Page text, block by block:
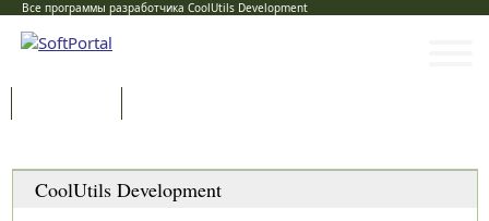
Все программы разработчика CoolUtils Development
CoolUtils Development